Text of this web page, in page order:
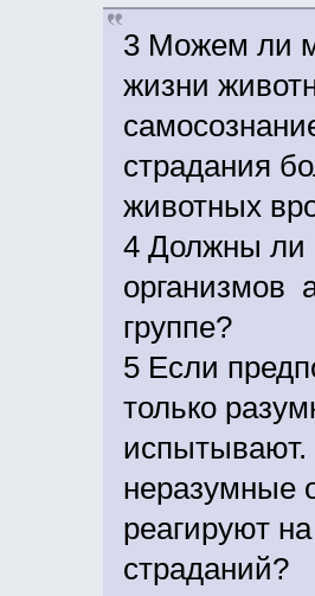
3 Можем ли
жизни
страдания
животных
4 Должны ли
организмов
группе?
5 Если
только
неразумные
реагируют
страданий?